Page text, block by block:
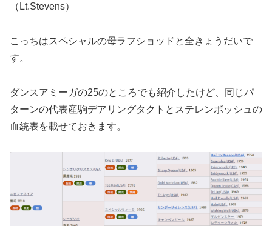
（Lt.Stevens）
こっちはスペシャルの母ラフショッドと全きょうだいで
す。
ダンスアミーガの25のところでも紹介したけど、同じパ
ターンの代表産駒デアリングタクトとステレンボッシュの
血統表を載せておきます。